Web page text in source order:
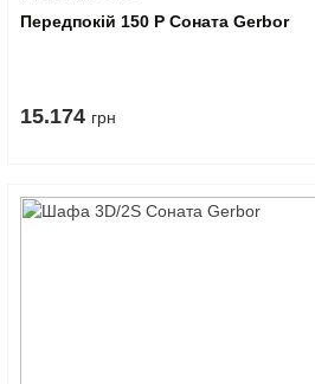
Передпокій 150 P Соната Gerbor
15.174 грн